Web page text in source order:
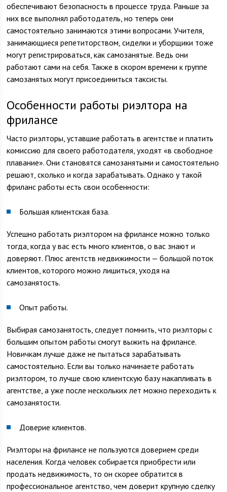
обеспечивают безопасность в процессе труда. Раньше за
них все выполнял работодатель, но теперь они
самостоятельно занимаются этими вопросами. Учителя,
занимающиеся репетиторством, сиделки и уборщики тоже
могут регистрироваться, как самозанятые. Ведь они
работают сами на себя. Также в скором времени к группе
самозанятых могут присоединиться таксисты.
Особенности работы риэлтора на
фрилансе
Часто риэлторы, уставшие работать в агентстве и платить
комиссию для своего работодателя, уходят «в свободное
плавание». Они становятся самозанятыми и самостоятельно
решают, сколько и когда зарабатывать. Однако у такой
фриланс работы есть свои особенности:
Большая клиентская база.
Успешно работать риэлтором на фрилансе можно только
тогда, когда у вас есть много клиентов, о вас знают и
доверяют. Плюс агентств недвижимости — большой поток
клиентов, которого можно лишиться, уходя на
самозанятость.
Опыт работы.
Выбирая самозанятость, следует помнить, что риэлторы с
большим опытом работы смогут выжить на фрилансе.
Новичкам лучше даже не пытаться зарабатывать
самостоятельно. Если вы только начинаете работать
риэлтором, то лучше свою клиентскую базу накапливать в
агентстве, а уже после нескольких лет можно переходить к
самозанятости.
Доверие клиентов.
Риэлторы на фрилансе не пользуются доверием среди
населения. Когда человек собирается приобрести или
продать недвижимость, то он скорее обратится в
профессиональное агентство, чем доверит крупную сделку